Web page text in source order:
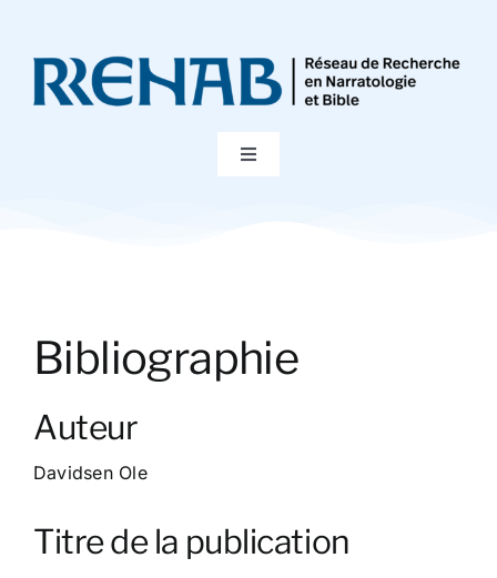
contenu
Toggle
Publications
Bibliographie
Bibliographie
Auteur
Davidsen Ole
Titre de la publication